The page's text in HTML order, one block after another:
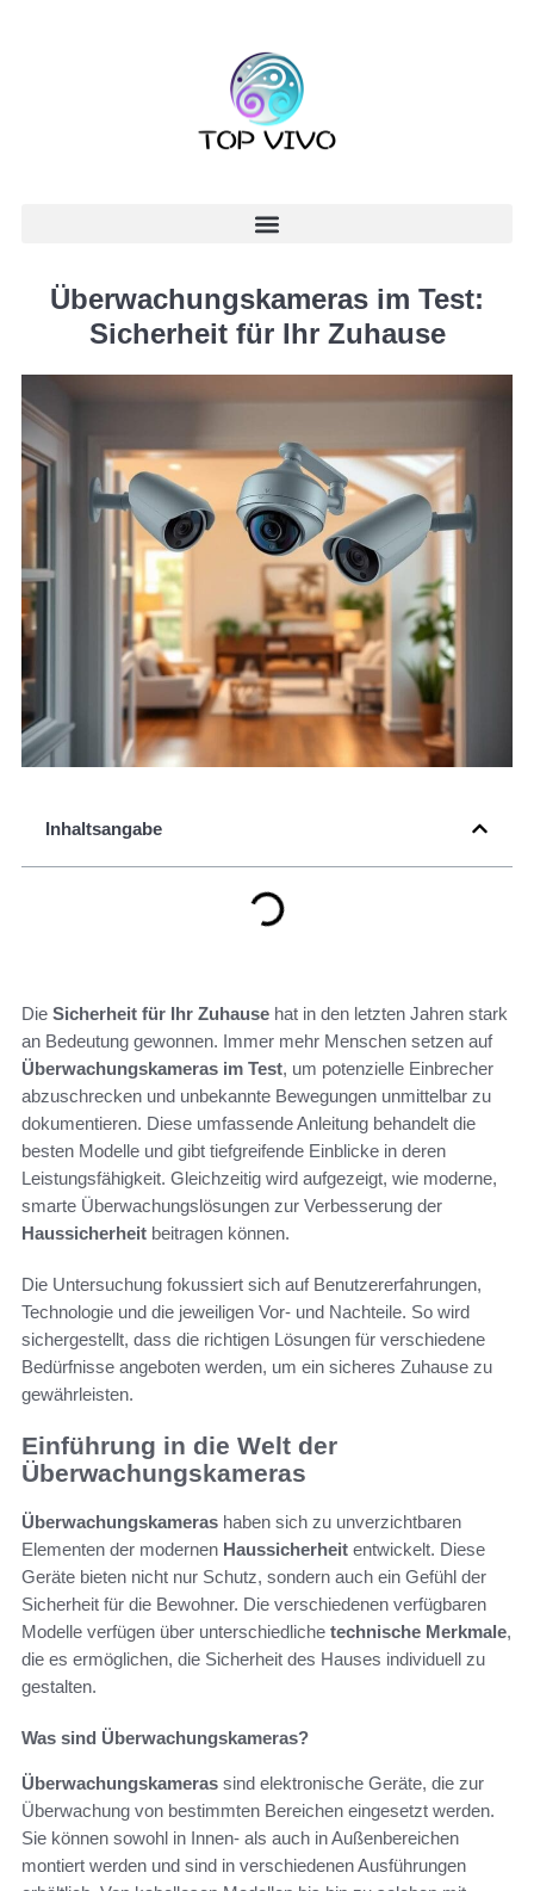
Überwachungskameras im Test:
Sicherheit für Ihr Zuhause
Inhaltsangabe
Die Sicherheit für Ihr Zuhause hat in den letzten Jahren stark
an Bedeutung gewonnen. Immer mehr Menschen setzen auf
Überwachungskameras im Test, um potenzielle Einbrecher
abzuschrecken und unbekannte Bewegungen unmittelbar zu
dokumentieren. Diese umfassende Anleitung behandelt die
besten Modelle und gibt tiefgreifende Einblicke in deren
Leistungsfähigkeit. Gleichzeitig wird aufgezeigt, wie moderne,
smarte Überwachungslösungen zur Verbesserung der
Haussicherheit beitragen können.
Die Untersuchung fokussiert sich auf Benutzererfahrungen,
Technologie und die jeweiligen Vor- und Nachteile. So wird
sichergestellt, dass die richtigen Lösungen für verschiedene
Bedürfnisse angeboten werden, um ein sicheres Zuhause zu
gewährleisten.
Einführung in die Welt der
Überwachungskameras
Überwachungskameras haben sich zu unverzichtbaren
Elementen der modernen Haussicherheit entwickelt. Diese
Geräte bieten nicht nur Schutz, sondern auch ein Gefühl der
Sicherheit für die Bewohner. Die verschiedenen verfügbaren
Modelle verfügen über unterschiedliche technische Merkmale,
die es ermöglichen, die Sicherheit des Hauses individuell zu
gestalten.
Was sind Überwachungskameras?
Überwachungskameras sind elektronische Geräte, die zur
Überwachung von bestimmten Bereichen eingesetzt werden.
Sie können sowohl in Innen- als auch in Außenbereichen
montiert werden und sind in verschiedenen Ausführungen